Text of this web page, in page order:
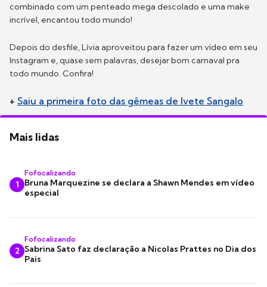
combinado com um penteado mega descolado e uma make
incrível, encantou todo mundo!
Depois do desfile, Lívia aproveitou para fazer um vídeo em seu
Instagram e, quase sem palavras, desejar bom carnaval pra
todo mundo. Confira!
+ Saiu a primeira foto das gêmeas de Ivete Sangalo
Mais lidas
1
Fofocalizando
Bruna Marquezine se declara a Shawn Mendes em vídeo
especial
2
Fofocalizando
Sabrina Sato faz declaração a Nicolas Prattes no Dia dos
Pais